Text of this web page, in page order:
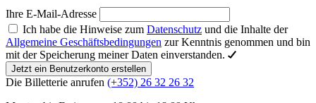
Ihre E-Mail-Adresse
Ich habe die Hinweise zum Datenschutz und die Inhalte der
Allgemeine Geschäftsbedingungen zur Kenntnis genommen und bin
mit der Speicherung meiner Daten einverstanden.
Jetzt ein Benutzerkonto erstellen
Die Billetterie anrufen (+352) 26 32 26 32